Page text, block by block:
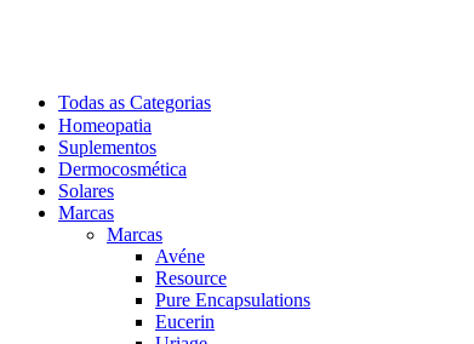
Todas as Categorias
Homeopatia
Suplementos
Dermocosmética
Solares
Marcas
Marcas
Avéne
Resource
Pure Encapsulations
Eucerin